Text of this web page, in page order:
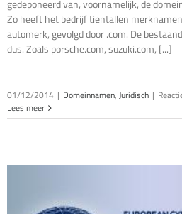
gedeponeerd van, voornamelijk, de
Zo heeft het bedrijf tientallen
automerk, gevolgd door .com. De
dus. Zoals porsche.com, suzuki.com, [...]
01/12/2014 | Domeinnamen, Juridisch |
Lees meer